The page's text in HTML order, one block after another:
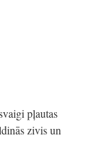
pļautas
zivis un